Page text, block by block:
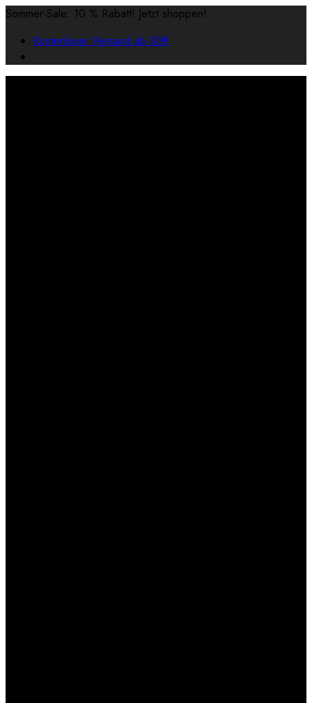
Sommer-Sale: 10 % Rabatt! Jetzt shoppen!
Kostenloser Versand ab 30€